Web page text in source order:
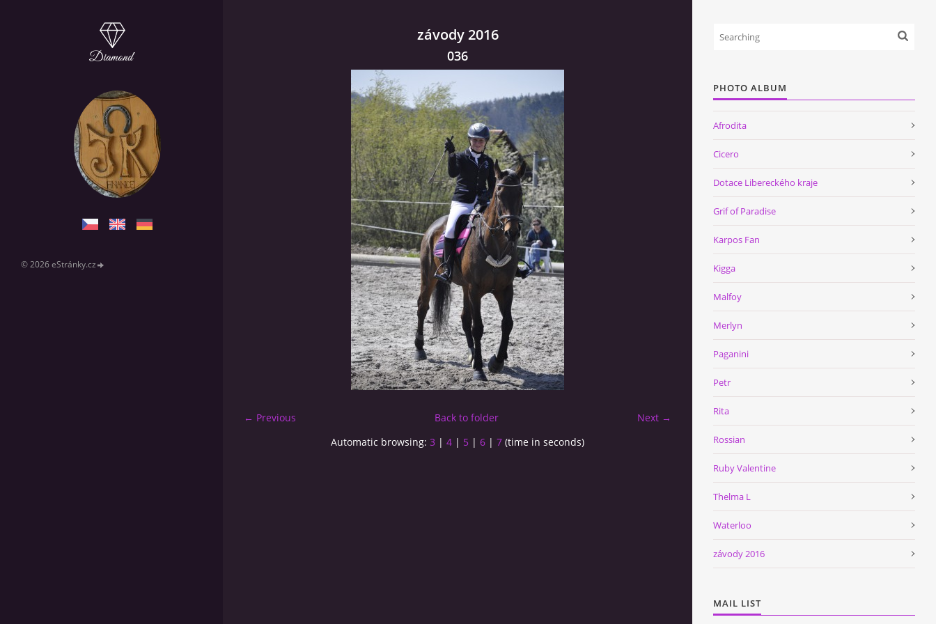
© 2026 eStránky.cz
závody 2016
036
← Previous Next →
Back to folder
Automatic browsing: 3 | 4 | 5 | 6 | 7 (time in seconds)
PHOTO ALBUM
Afrodita
Cicero
Dotace Libereckého kraje
Grif of Paradise
Karpos Fan
Kigga
Malfoy
Merlyn
Paganini
Petr
Rita
Rossian
Ruby Valentine
Thelma L
Waterloo
závody 2016
MAIL LIST